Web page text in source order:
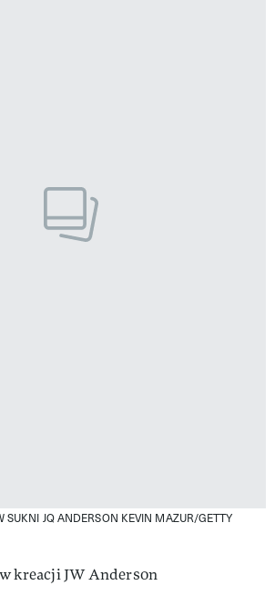
SUKNI JQ ANDERSON KEVIN MAZUR/GETTY
kreacji JW Anderson